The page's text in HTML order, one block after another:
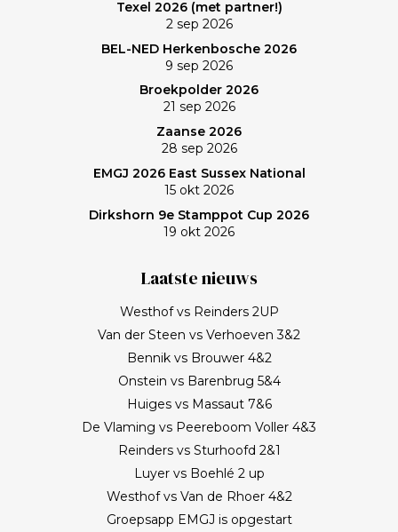
Texel 2026 (met partner!)
2 sep 2026
BEL-NED Herkenbosche 2026
9 sep 2026
Broekpolder 2026
21 sep 2026
Zaanse 2026
28 sep 2026
EMGJ 2026 East Sussex National
15 okt 2026
Dirkshorn 9e Stamppot Cup 2026
19 okt 2026
Laatste nieuws
Westhof vs Reinders 2UP
Van der Steen vs Verhoeven 3&2
Bennik vs Brouwer 4&2
Onstein vs Barenbrug 5&4
Huiges vs Massaut 7&6
De Vlaming vs Peereboom Voller 4&3
Reinders vs Sturhoofd 2&1
Luyer vs Boehlé 2 up
Westhof vs Van de Rhoer 4&2
Groepsapp EMGJ is opgestart